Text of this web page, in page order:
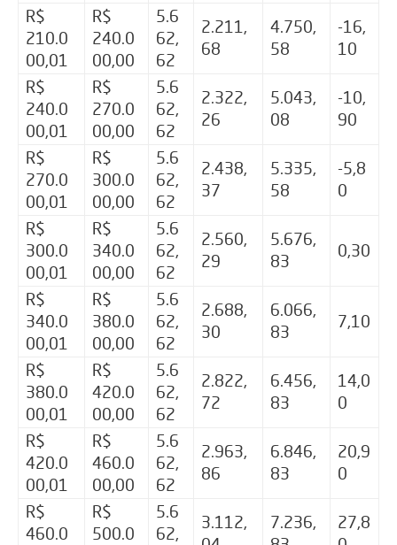
R$
210.0
00,01
R$
240.0
00,00
5.6
62,
62
2.211,
68
4.750,
58
-16,
10
R$
240.0
00,01
R$
270.0
00,00
5.6
62,
62
2.322,
26
5.043,
08
-10,
90
R$
270.0
00,01
R$
300.0
00,00
5.6
62,
62
2.438,
37
5.335,
58
-5,8
0
R$
300.0
00,01
R$
340.0
00,00
5.6
62,
62
2.560,
29
5.676,
83
0,30
R$
340.0
00,01
R$
380.0
00,00
5.6
62,
62
2.688,
30
6.066,
83
7,10
R$
380.0
00,01
R$
420.0
00,00
5.6
62,
62
2.822,
72
6.456,
83
14,0
0
R$
420.0
00,01
R$
460.0
00,00
5.6
62,
62
2.963,
86
6.846,
83
20,9
0
R$
460.0
R$
500.0
5.6
62,
3.112,
7.236,
27,8